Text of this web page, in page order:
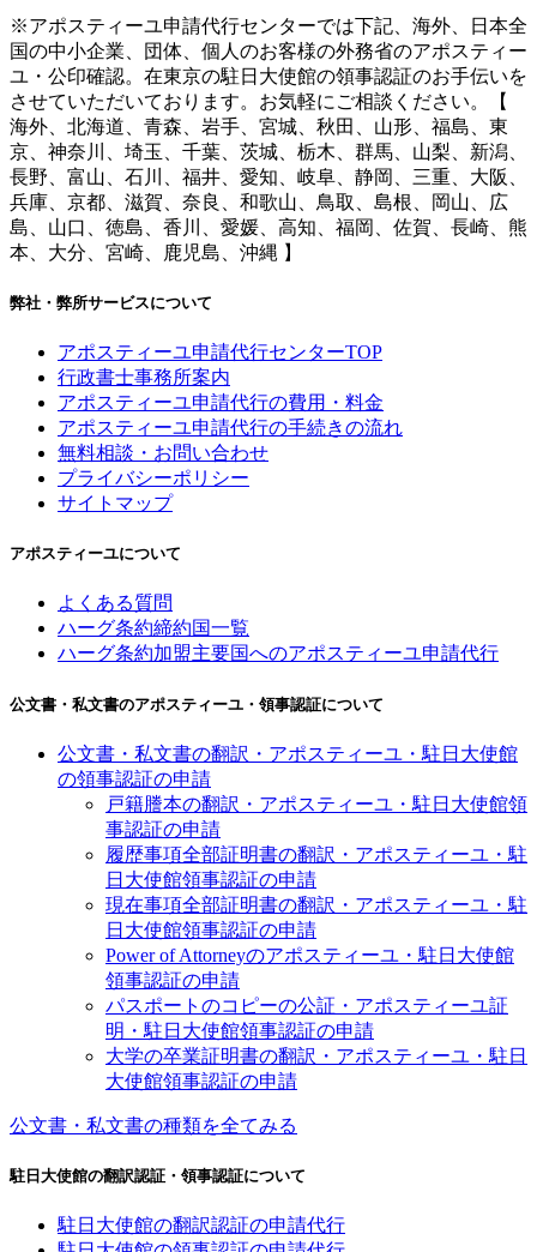
※アポスティーユ申請代行センターでは下記、海外、日本全
国の中小企業、団体、個人のお客様の外務省のアポスティー
ユ・公印確認。在東京の駐日大使館の領事認証のお手伝いを
させていただいております。お気軽にご相談ください。【
海外、北海道、青森、岩手、宮城、秋田、山形、福島、東
京、神奈川、埼玉、千葉、茨城、栃木、群馬、山梨、新潟、
長野、富山、石川、福井、愛知、岐阜、静岡、三重、大阪、
兵庫、京都、滋賀、奈良、和歌山、鳥取、島根、岡山、広
島、山口、徳島、香川、愛媛、高知、福岡、佐賀、長崎、熊
本、大分、宮崎、鹿児島、沖縄 】
弊社・弊所サービスについて
アポスティーユ申請代行センターTOP
行政書士事務所案内
アポスティーユ申請代行の費用・料金
アポスティーユ申請代行の手続きの流れ
無料相談・お問い合わせ
プライバシーポリシー
サイトマップ
アポスティーユについて
よくある質問
ハーグ条約締約国一覧
ハーグ条約加盟主要国へのアポスティーユ申請代行
公文書・私文書のアポスティーユ・領事認証について
公文書・私文書の翻訳・アポスティーユ・駐日大使館
の領事認証の申請
戸籍謄本の翻訳・アポスティーユ・駐日大使館領
事認証の申請
履歴事項全部証明書の翻訳・アポスティーユ・駐
日大使館領事認証の申請
現在事項全部証明書の翻訳・アポスティーユ・駐
日大使館領事認証の申請
Power of Attorneyのアポスティーユ・駐日大使館
領事認証の申請
パスポートのコピーの公証・アポスティーユ証
明・駐日大使館領事認証の申請
大学の卒業証明書の翻訳・アポスティーユ・駐日
大使館領事認証の申請
公文書・私文書の種類を全てみる
駐日大使館の翻訳認証・領事認証について
駐日大使館の翻訳認証の申請代行